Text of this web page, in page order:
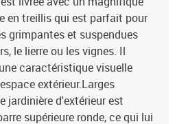
en treillis qui est parfait pour
grimpantes et suspendues
le lierre ou les vignes. Il
caractéristique visuelle
extérieur.Larges
jardinière d'extérieur est
supérieure ronde, ce qui lui